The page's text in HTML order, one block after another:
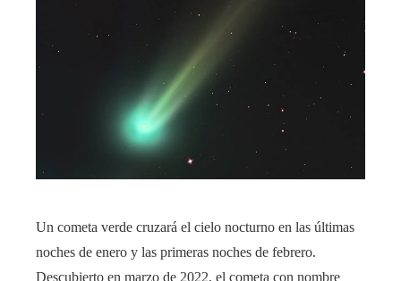
Un cometa verde cruzará el cielo nocturno en las últimas
noches de enero y las primeras noches de febrero.
Descubierto en marzo de 2022, el cometa con nombre